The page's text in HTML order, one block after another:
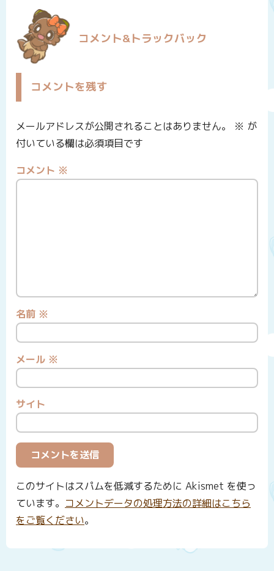
コメント&トラックバック
コメントを残す
メールアドレスが公開されることはありません。 ※ が
付いている欄は必須項目です
コメント ※
名前 ※
メール ※
サイト
このサイトはスパムを低減するために Akismet を使っ
ています。 コメントデータの処理方法の詳細はこちら
をご覧ください。